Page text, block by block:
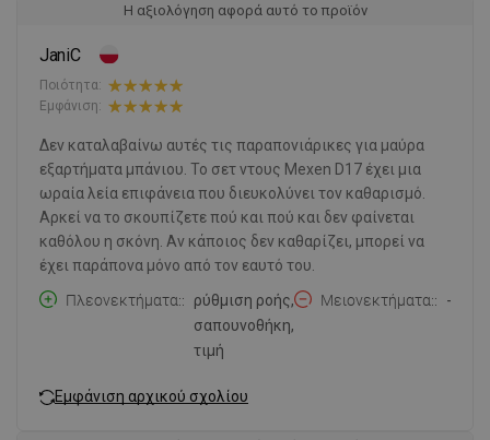
Η αξιολόγηση αφορά αυτό το προϊόν
JaniC
Ποιότητα:
Εμφάνιση:
Δεν καταλαβαίνω αυτές τις παραπονιάρικες για μαύρα
εξαρτήματα μπάνιου. Το σετ ντους Mexen D17 έχει μια
ωραία λεία επιφάνεια που διευκολύνει τον καθαρισμό.
Αρκεί να το σκουπίζετε πού και πού και δεν φαίνεται
καθόλου η σκόνη. Αν κάποιος δεν καθαρίζει, μπορεί να
έχει παράπονα μόνο από τον εαυτό του.
Πλεονεκτήματα:
ρύθμιση ροής,
σαπουνοθήκη,
τιμή
Μειονεκτήματα: -
Εμφάνιση αρχικού σχολίου